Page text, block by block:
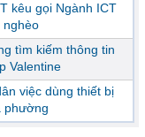
kêu gọi Ngành ICT
nghèo
tìm kiếm thông tin
Valentine
việc dùng thiết bị
phường